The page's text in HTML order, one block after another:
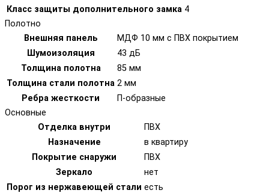
Класс защиты дополнительного замка 4
Полотно
Внешняя панель
МДФ 10 мм с ПВХ покрытием
Шумоизоляция
43 дБ
Толщина полотна
85 мм
Толщина стали полотна 2 мм
Ребра жесткости
П-образные
Основные
Отделка внутри
ПВХ
Назначение
в квартиру
Покрытие снаружи
ПВХ
Зеркало
нет
Порог из нержавеющей стали есть